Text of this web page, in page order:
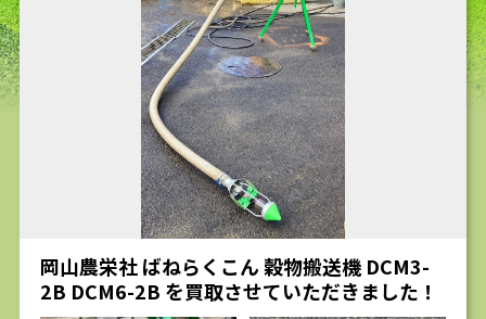
お問い合わせ
岡山農栄社 ばねらくこん 穀物搬送機 DCM3-
2B DCM6-2B を買取させていただきました！